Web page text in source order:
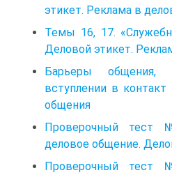
этикет. Реклама в
Темы 16, 17.
Деловой этикет.
Барьеры общения,
вступлении в контакт
общения
Проверочный тест
деловое общение.
Проверочный тест